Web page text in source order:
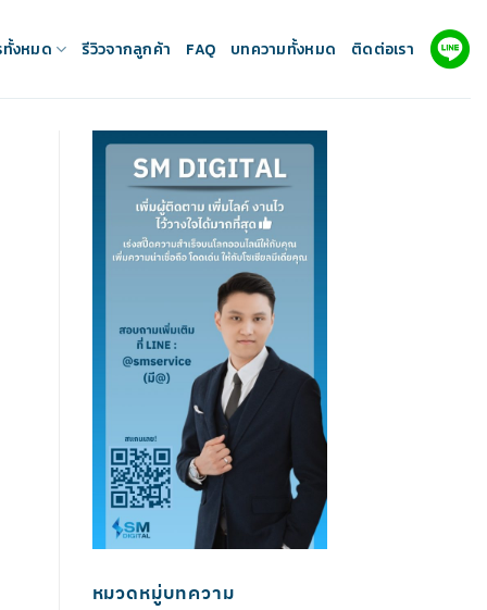
ทั้งหมด รีวิวจากลูกค้า FAQ บทความทั้งหมด ติดต่อเรา
หมวดหมู่บทความ